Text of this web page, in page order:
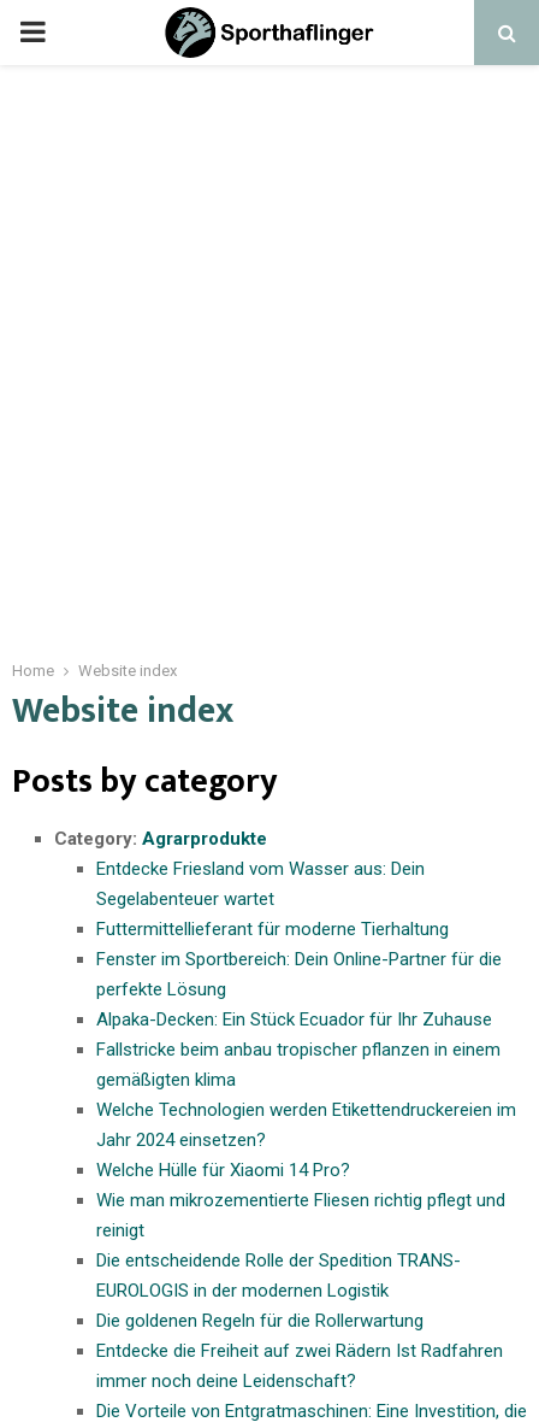
Home Website index
Website index
Posts by category
Category: Agrarprodukte
Entdecke Friesland vom Wasser aus: Dein
Segelabenteuer wartet
Futtermittellieferant für moderne Tierhaltung
Fenster im Sportbereich: Dein Online-Partner für die
perfekte Lösung
Alpaka-Decken: Ein Stück Ecuador für Ihr Zuhause
Fallstricke beim anbau tropischer pflanzen in einem
gemäßigten klima
Welche Technologien werden Etikettendruckereien im
Jahr 2024 einsetzen?
Welche Hülle für Xiaomi 14 Pro?
Wie man mikrozementierte Fliesen richtig pflegt und
reinigt
Die entscheidende Rolle der Spedition TRANS-
EUROLOGIS in der modernen Logistik
Die goldenen Regeln für die Rollerwartung
Entdecke die Freiheit auf zwei Rädern Ist Radfahren
immer noch deine Leidenschaft?
Die Vorteile von Entgratmaschinen: Eine Investition, die